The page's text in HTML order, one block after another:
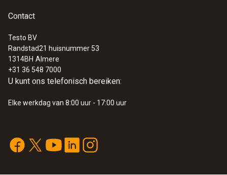
Contact
Testo BV
Randstad21 huisnummer 53
1314BH Almere
+31 36 548 7000
U kunt ons telefonisch bereiken:
Elke werkdag van 8:00 uur - 17:00 uur